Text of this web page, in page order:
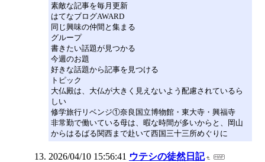
素敵な記事を毎月更新
はてなブログAWARD
同じ興味の仲間と集まる
グループ
書きたい話題が見つかる
今週のお題
好きな話題から記事を見つける
トピック
大仏殿は、大仏が大きく見えないよう配慮されているら
しい
修学旅行リベンジ①奈良国立博物館・東大寺・興福寺
非常勤で働いている母は、暇な時間が多いからと、岡山
からはるばる関西まで赴いて西国三十三所めぐりに
2026/04/10 15:56:41 ウテシの徒然日記